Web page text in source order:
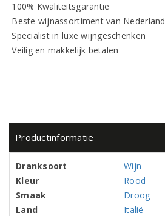
100% Kwaliteitsgarantie
Beste wijnassortiment van Nederland
Specialist in luxe wijngeschenken
Veilig en makkelijk betalen
Productinformatie
Dranksoort
Wijn
Kleur
Rood
Smaak
Droog
Land
Italië